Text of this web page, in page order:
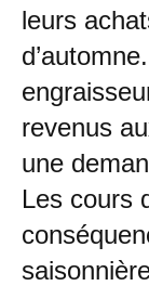
leurs
revenus
une
Les cours